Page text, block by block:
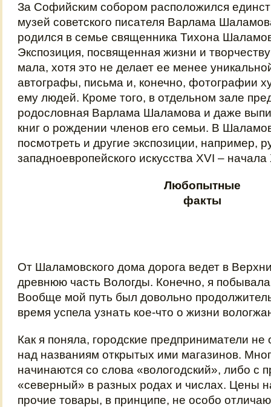
За Софийским собором расположился
музей советского писателя Варлама
родился в семье священника Тихона
Экспозиция, посвященная жизни и
мала, хотя это не делает ее менее
автографы, письма и, конечно, фотографии
ему людей. Кроме того, в отдельном зале
родословная Варлама Шаламова и даже
книг о рождении членов его семьи. В
посмотреть и другие экспозиции, например,
западноевропейского искусства XVI – начала
Любопытные
факты
От Шаламовского дома дорога ведет в
древнюю часть Вологды. Конечно, я
Вообще мой путь был довольно
время успела узнать кое-что о жизни
Как я поняла, городские предприниматели
над названиям открытых ими магазинов.
начинаются со слова «вологодский», либо с
«северный» в разных родах и числах. Цены
прочие товары, в принципе, не особо